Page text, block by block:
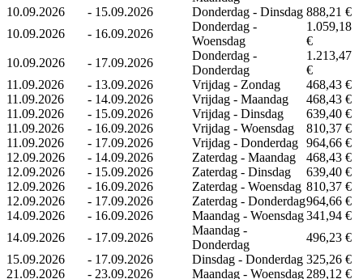
10.09.2026
- 15.09.2026 Donderdag - Dinsdag 888,21 €
10.09.2026
- 16.09.2026
Donderdag -
Woensdag
1.059,18
€
10.09.2026
- 17.09.2026
Donderdag -
Donderdag
1.213,47
€
11.09.2026
- 13.09.2026 Vrijdag - Zondag
468,43 €
11.09.2026
- 14.09.2026 Vrijdag - Maandag
468,43 €
11.09.2026
- 15.09.2026 Vrijdag - Dinsdag
639,40 €
11.09.2026
- 16.09.2026 Vrijdag - Woensdag
810,37 €
11.09.2026
- 17.09.2026 Vrijdag - Donderdag 964,66 €
12.09.2026
- 14.09.2026 Zaterdag - Maandag
468,43 €
12.09.2026
- 15.09.2026 Zaterdag - Dinsdag
639,40 €
12.09.2026
- 16.09.2026 Zaterdag - Woensdag 810,37 €
12.09.2026
- 17.09.2026 Zaterdag - Donderdag964,66 €
14.09.2026
- 16.09.2026 Maandag - Woensdag341,94 €
14.09.2026
- 17.09.2026
Maandag -
Donderdag
496,23 €
15.09.2026
- 17.09.2026 Dinsdag - Donderdag 325,26 €
21.09.2026
- 23.09.2026 Maandag - Woensdag 289,12 €